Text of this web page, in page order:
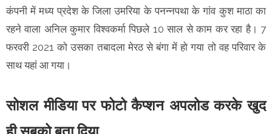
कंपनी में मध्य प्रदेश के जिला उमरिया के पनन्नपथा के गांव कुश माठा का
रहने वाला अनिल कुमार विश्वकर्मा पिछले 10 साल से काम कर रहा है। 7
फरवरी 2021 को उसका तबादला मेरठ से बंगा में हो गया तो वह परिवार के
साथ यहां आ गया।
सोशल मीडिया पर फोटो कैप्शन अपलोड करके खुद